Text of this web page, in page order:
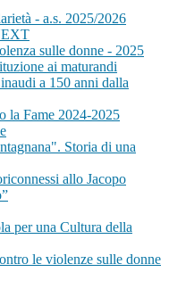
- a.s. 2025/2026
sulle donne - 2025
ai maturandi
a 150 anni dalla
la Fame 2024-2025
Storia di una
allo Jacopo
per una Cultura della
le violenze sulle donne